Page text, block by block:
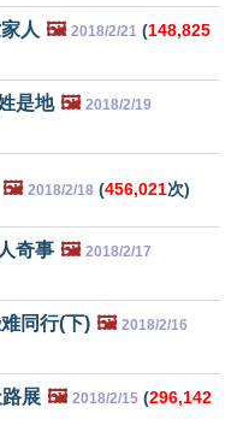
人 🖼️ 2018/2/21 (148,825
是地 🖼️ 2018/2/19
🖼️ 2018/2/18 (456,021次)
奇事 🖼️ 2018/2/17
同行(下) 🖼️ 2018/2/16
展 🖼️ 2018/2/15 (296,142